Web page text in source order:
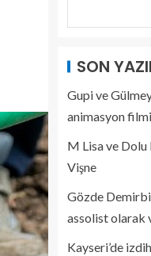
SON
Gupi ve
animasyon
M Lisa ve Dolu
Vişne
Gözde
assolist olarak
Kayseri’de